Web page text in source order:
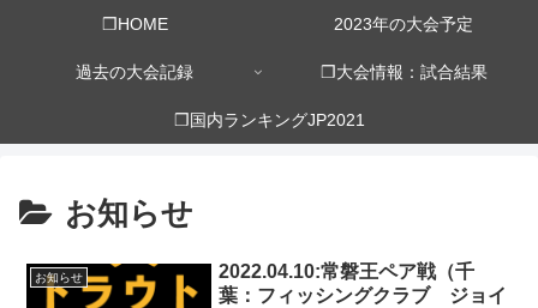
❒HOME 2023年の大会予定
過去の大会記録 ❒大会情報：試合結果
❒国内ランキングJP2021
お知らせ
お知らせ
2022.04.10:常磐王ペア戦（千
葉：フィッシングクラブ ジョイ